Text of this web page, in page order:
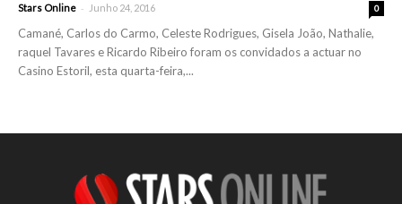
Stars Online - Junho 24, 2016 0
Camané, Carlos do Carmo, Celeste Rodrigues, Gisela João, Nathalie,
raquel Tavares e Ricardo Ribeiro foram os convidados a actuar no
Casino Estoril, esta quarta-feira,...